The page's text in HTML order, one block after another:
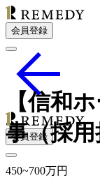
会員登録
会員登録
【信和
事（採用
450~700万円